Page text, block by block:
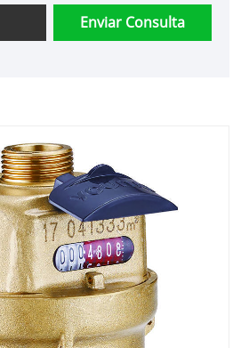
Enviar Consulta